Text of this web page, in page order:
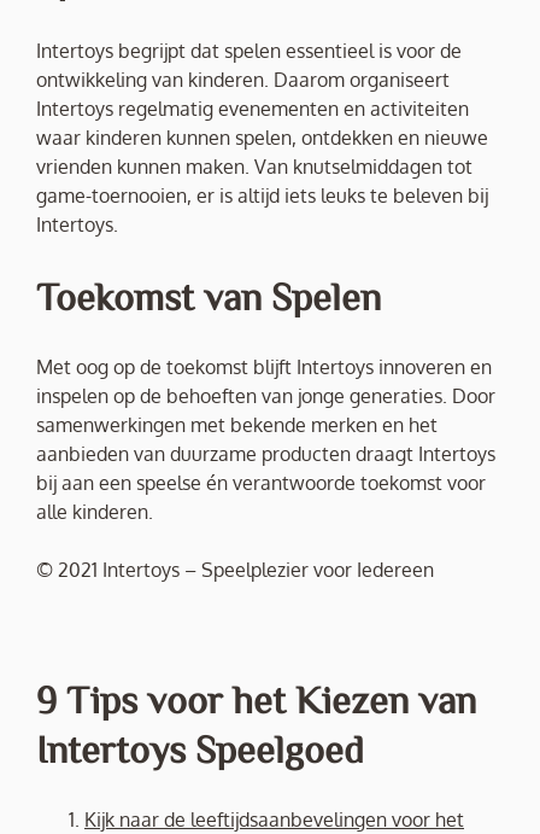
Intertoys begrijpt dat spelen essentieel is voor de
ontwikkeling van kinderen. Daarom organiseert
Intertoys regelmatig evenementen en activiteiten
waar kinderen kunnen spelen, ontdekken en nieuwe
vrienden kunnen maken. Van knutselmiddagen tot
game-toernooien, er is altijd iets leuks te beleven bij
Intertoys.
Toekomst van Spelen
Met oog op de toekomst blijft Intertoys innoveren en
inspelen op de behoeften van jonge generaties. Door
samenwerkingen met bekende merken en het
aanbieden van duurzame producten draagt Intertoys
bij aan een speelse én verantwoorde toekomst voor
alle kinderen.
© 2021 Intertoys – Speelplezier voor Iedereen
9 Tips voor het Kiezen van
Intertoys Speelgoed
Kijk naar de leeftijdsaanbevelingen voor het